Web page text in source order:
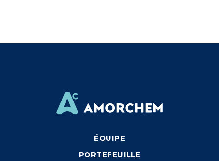
ÉQUIPE
PORTEFEUILLE